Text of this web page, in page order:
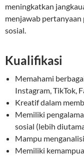
meningkatkan
menjawab
sosial.
Kualifikasi
Memahami
Instagram, TikTok,
Kreatif dalam
Memiliki
sosial (lebih
Mampu
Memiliki